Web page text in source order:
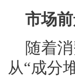
市场
随着
从“成分